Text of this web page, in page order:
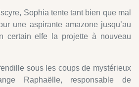
Sophia tente tant bien que mal
une aspirante amazone jusqu’au
certain elfe la projette à nouveau
sous les coups de mystérieux
Raphaëlle, responsable de